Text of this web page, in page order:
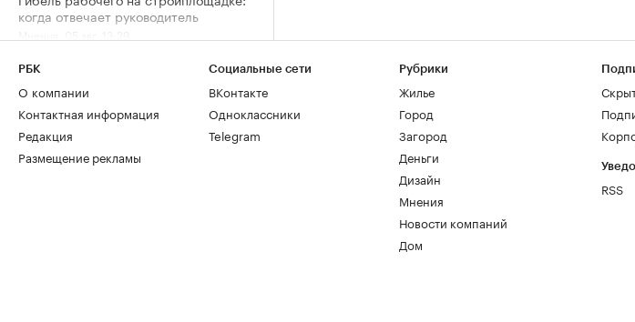
когда отвечает руководитель
Кто из пенсионеров имеет право не
платить налог за квартиру и дачу
Деньги, 05 авг, 12:15
Квартиры в Москве стали
РБК
О компании
Контактная информация
Редакция
Размещение рекламы
Социальные сети
ВКонтакте
Одноклассники
Telegram
Рубрики
Жилье
Город
Загород
Деньги
Дизайн
Мнения
Новости компаний
Дом
RSS